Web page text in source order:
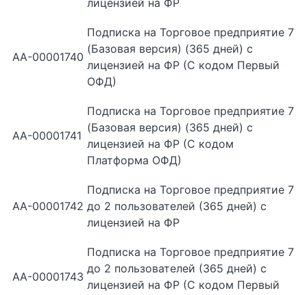
лицензией на ФР
АА-00001740
Подписка на Торговое предприятие 7
(Базовая версия) (365 дней) с
лицензией на ФР (С кодом Первый
ОФД)
АА-00001741
Подписка на Торговое предприятие 7
(Базовая версия) (365 дней) с
лицензией на ФР (С кодом
Платформа ОФД)
АА-00001742
Подписка на Торговое предприятие 7
до 2 пользователей (365 дней) с
лицензией на ФР
АА-00001743
Подписка на Торговое предприятие 7
до 2 пользователей (365 дней) с
лицензией на ФР (С кодом Первый